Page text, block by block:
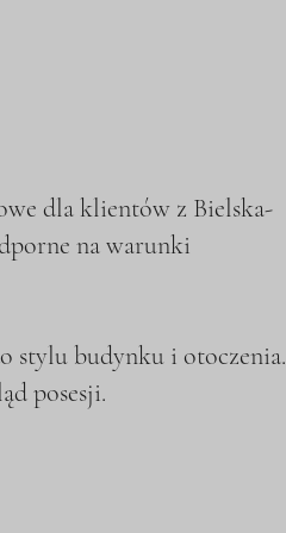
dla klientów z Bielska-
na warunki
stylu budynku i otoczenia.
posesji.